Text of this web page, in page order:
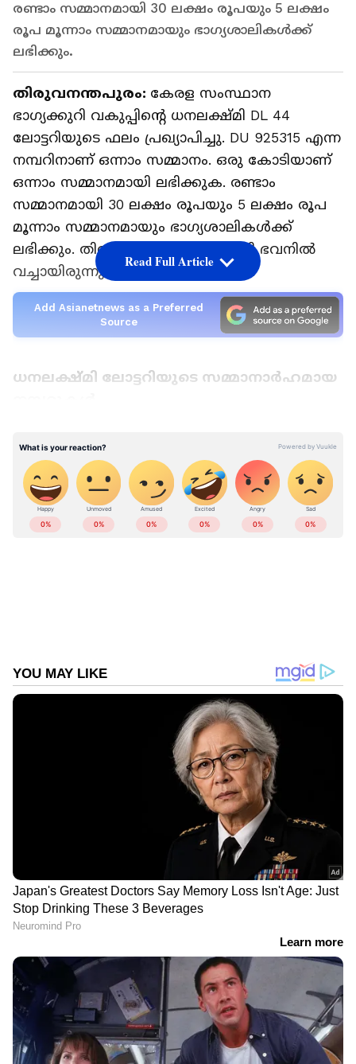
രണ്ടാം സമ്മാനമായി 30 ലക്ഷം രൂപയും 5 ലക്ഷം
രൂപ മൂന്നാം സമ്മാനമായും ഭാ​ഗ്യശാലികൾക്ക്
ലഭിക്കും.
തിരുവനന്തപുരം: കേരള സംസ്ഥാന
ഭാഗ്യക്കുറി വകുപ്പിന്‍റെ ധനലക്ഷ്മി DL 44
ലോട്ടറിയുടെ ഫലം പ്രഖ്യാപിച്ചു. DU 925315 എന്ന
നമ്പറിനാണ് ഒന്നാം സമ്മാനം. ഒരു കോടിയാണ്
ഒന്നാം സമ്മാനമായി ലഭിക്കുക. രണ്ടാം
സമ്മാനമായി 30 ലക്ഷം രൂപയും 5 ലക്ഷം രൂപ
മൂന്നാം സമ്മാനമായും ഭാ​ഗ്യശാലികൾക്ക്
ലഭിക്കും. തിരുവനന്തപുരം ​ഗോർഖി ഭവനിൽ
വച്ചായിരുന്നു നറുക്കെടുപ്പ് നടന്നത്.
Add Asianetnews as a Preferred
Source
ധനലക്ഷ്മി ലോട്ടറിയുടെ സമ്മാനാർഹമായ
ഒന്നാം സമ്മാനം - ഒരു കോടി രൂപ
Related Articles
13-ാം നാൾ 10 കോടി ആർക്കെന്നറിയാം ! ഭാ​
ഗ്യശാലികൾക്ക് പാഠമായ അനൂപ്; സമ്മർ
ബമ്പര്‍ ഭാഗ്യവാന്‍ വരുമോ?
ഇന്നത്തെ കോടിപതി എവിടെ ? അറിയാം
സ്ത്രീ ശക്തി SS- 511 ലോട്ടറി ഫലം
Read Full Article